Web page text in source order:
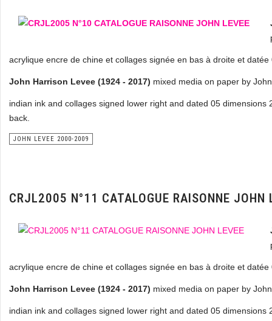
acrylique encre de chine et collages signée en bas à droite et
John Harrison Levee (1924 - 2017) mixed media on paper by
indian ink and collages signed lower right and dated 05
back.
JOHN LEVEE 2000-2009
CRJL2005 N°11 CATALOGUE RAISONNE JOHN
acrylique encre de chine et collages signée en bas à droite et
John Harrison Levee (1924 - 2017) mixed media on paper by
indian ink and collages signed lower right and dated 05